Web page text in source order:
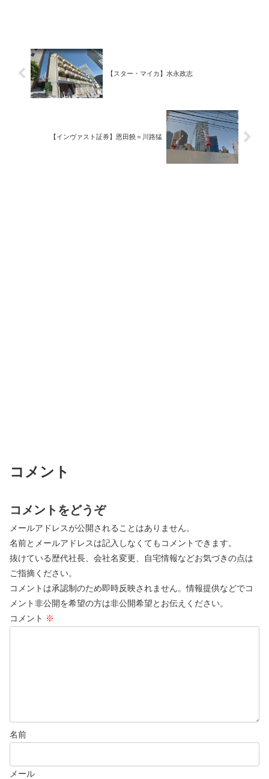
【スター・マイカ】水永政志
【インヴァスト証券】恩田饒＝川路猛
コメント
コメントをどうぞ
メールアドレスが公開されることはありません。
名前とメールアドレスは記入しなくてもコメントできます。
抜けている歴代社長、会社名変更、自宅情報などお気づきの点は
ご指摘ください。
コメントは承認制のため即時反映されません。情報提供などでコ
メント非公開を希望の方は非公開希望とお伝えください。
コメント ※
名前
メール